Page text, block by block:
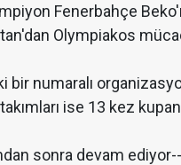
Fenerbahçe
Olympiakos
numaralı
ise 13 kez
sonra devam ediyor--